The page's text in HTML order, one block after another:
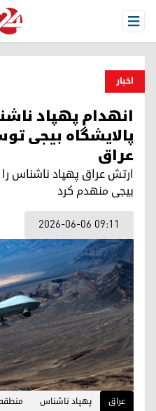
Open Menu
اخبار
انهدام پهپاد
پالایشگاه بیجی
عراق
ارتش عراق پهپاد ناشناس را
بیجی منهدم کرد
2026-06-06 09:11
عراق پهپاد ناشناس